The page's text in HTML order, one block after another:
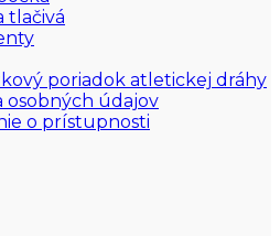
tlačivá
poriadok atletickej dráhy
osobných údajov
o prístupnosti